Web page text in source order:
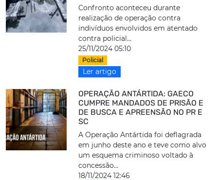
Confronto aconteceu durante
realização de operação contra
indivíduos envolvidos em atentado
contra policial...
25/11/2024 05:10
Policial
Ler artigo
OPERAÇÃO ANTÁRTIDA: GAECO
CUMPRE MANDADOS DE PRISÃO E
DE BUSCA E APREENSÃO NO PR E
SC
A Operação Antártida foi deflagrada
em junho deste ano e teve como alvo
um esquema criminoso voltado à
concessão...
18/11/2024 12:46